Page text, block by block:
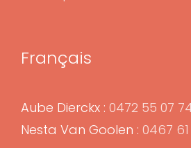
Français
Aube Dierckx : 0472 55 07
Nesta Van Goolen : 0467 61